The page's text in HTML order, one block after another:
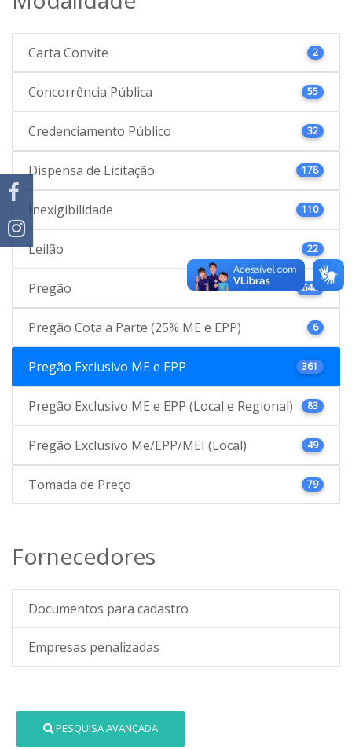
Carta Convite 2
Concorrência Pública 55
Credenciamento Público 32
Dispensa de Licitação 178
Inexigibilidade 110
Leilão 22
Pregão 646
Pregão Cota a Parte (25% ME e EPP) 6
Pregão Exclusivo ME e EPP 361
Pregão Exclusivo ME e EPP (Local e Regional) 83
Pregão Exclusivo Me/EPP/MEI (Local) 49
Tomada de Preço 79
Fornecedores
Documentos para cadastro
Empresas penalizadas
PESQUISA AVANÇADA